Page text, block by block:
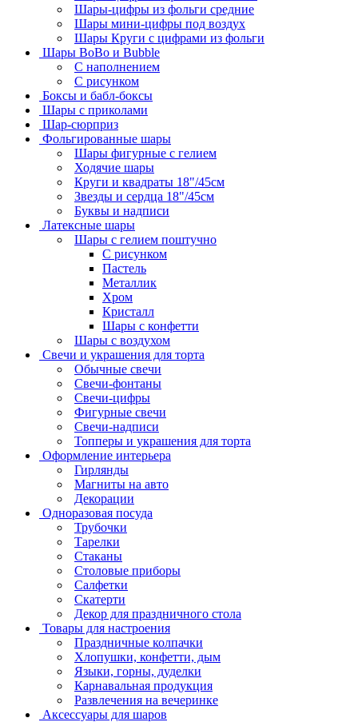
Шары-цифры из фольги средние
Шары мини-цифры под воздух
Шары Круги с цифрами из фольги
Шары BoBo и Bubble
С наполнением
С рисунком
Боксы и бабл-боксы
Шары с приколами
Шар-сюрприз
Фольгированные шары
Шары фигурные с гелием
Ходячие шары
Круги и квадраты 18"/45см
Звезды и сердца 18"/45см
Буквы и надписи
Латексные шары
Шары с гелием поштучно
С рисунком
Пастель
Металлик
Хром
Кристалл
Шары с конфетти
Шары с воздухом
Свечи и украшения для торта
Обычные свечи
Свечи-фонтаны
Свечи-цифры
Фигурные свечи
Свечи-надписи
Топперы и украшения для торта
Оформление интерьера
Гирлянды
Магниты на авто
Декорации
Одноразовая посуда
Трубочки
Тарелки
Стаканы
Столовые приборы
Салфетки
Скатерти
Декор для праздничного стола
Товары для настроения
Праздничные колпачки
Хлопушки, конфетти, дым
Языки, горны, дуделки
Карнавальная продукция
Развлечения на вечеринке
Аксессуары для шаров